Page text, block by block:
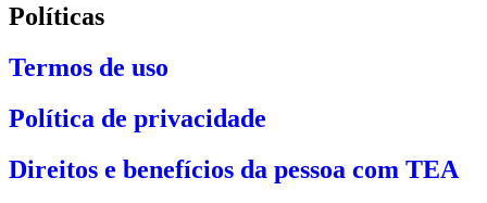
Políticas
Termos de uso
Política de privacidade
Direitos e benefícios da pessoa com TEA